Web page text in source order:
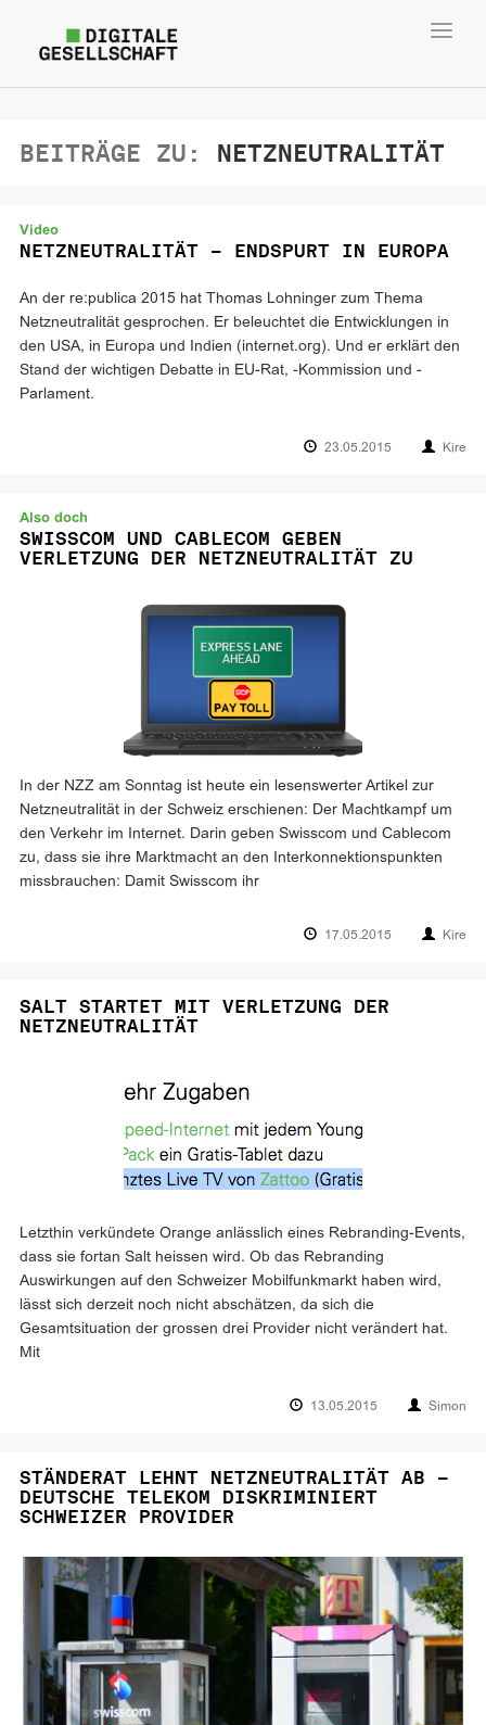
BEITRÄGE ZU: NETZNEUTRALITÄT
Video
NETZNEUTRALITÄT – ENDSPURT IN EUROPA
An der re:publica 2015 hat Thomas Lohninger zum Thema
Netzneutralität gesprochen. Er beleuchtet die Entwicklungen in
den USA, in Europa und Indien (internet.org). Und er erklärt den
Stand der wichtigen Debatte in EU-Rat, -Kommission und -
Parlament.
23.05.2015 Kire
Also doch
SWISSCOM UND CABLECOM GEBEN
VERLETZUNG DER NETZNEUTRALITÄT ZU
In der NZZ am Sonntag ist heute ein lesenswerter Artikel zur
Netzneutralität in der Schweiz erschienen: Der Machtkampf um
den Verkehr im Internet. Darin geben Swisscom und Cablecom
zu, dass sie ihre Marktmacht an den Interkonnektionspunkten
missbrauchen: Damit Swisscom ihr
17.05.2015 Kire
SALT STARTET MIT VERLETZUNG DER
NETZNEUTRALITÄT
Letzthin verkündete Orange anlässlich eines Rebranding-Events,
dass sie fortan Salt heissen wird. Ob das Rebranding
Auswirkungen auf den Schweizer Mobilfunkmarkt haben wird,
lässt sich derzeit noch nicht abschätzen, da sich die
Gesamtsituation der grossen drei Provider nicht verändert hat.
Mit
13.05.2015 Simon
STÄNDERAT LEHNT NETZNEUTRALITÄT AB –
DEUTSCHE TELEKOM DISKRIMINIERT
SCHWEIZER PROVIDER